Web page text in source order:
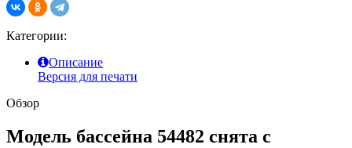
Категории:
Описание
Версия для печати
Обзор
Модель бассейна 54482 снята с